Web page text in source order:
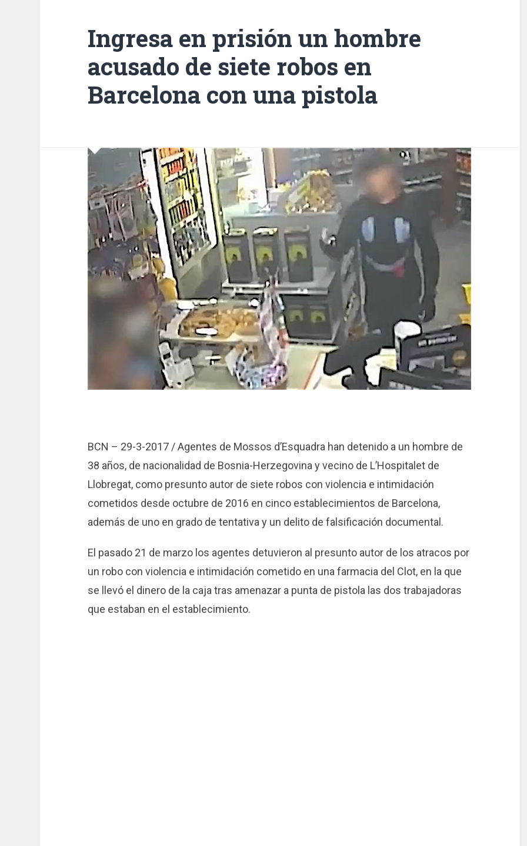
Ingresa en prisión un hombre
acusado de siete robos en
Barcelona con una pistola
BCN – 29-3-2017 / Agentes de Mossos d’Esquadra han detenido a un hombre de
38 años, de nacionalidad de Bosnia-Herzegovina y vecino de L’Hospitalet de
Llobregat, como presunto autor de siete robos con violencia e intimidación
cometidos desde octubre de 2016 en cinco establecimientos de Barcelona, ​​
además de uno en grado de tentativa y un delito de falsificación documental.
El pasado 21 de marzo los agentes detuvieron al presunto autor de los atracos por
un robo con violencia e intimidación cometido en una farmacia del Clot, en la que
se llevó el dinero de la caja tras amenazar a punta de pistola las dos trabajadoras
que estaban en el establecimiento.